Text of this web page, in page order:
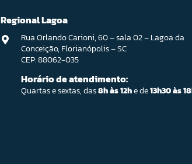
Regional Lagoa
Rua Orlando Carioni, 60 – sala 02 – Lagoa da
Conceição, Florianópolis – SC
CEP: 88062-035
Horário de atendimento:
Quartas e sextas, das8h às 12he de13h30 às